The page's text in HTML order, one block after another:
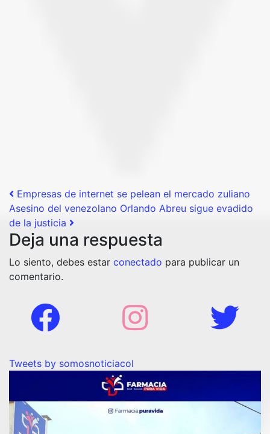
Post navigation
Empresas de internet se pelean el mercado zuliano
Asesino del venezolano Orlando Abreu sigue evadido
de la justicia
Deja una respuesta
Lo siento, debes estar conectado para publicar un
comentario.
Tweets by somosnoticiacol